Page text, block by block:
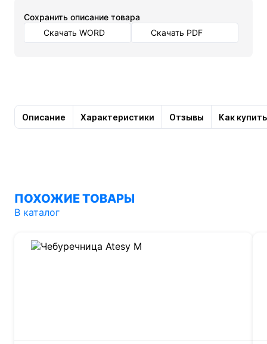
Cохранить описание товара
Скачать WORD
Скачать PDF
Описание Характеристики Отзывы Как купить
ПОХОЖИЕ ТОВАРЫ
В каталог